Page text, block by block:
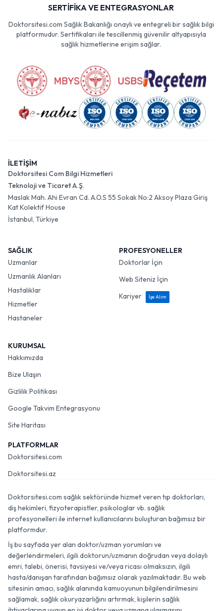
SERTİFİKA VE ENTEGRASYONLAR
Doktorsitesi.com Sağlık Bakanlığı onaylı ve entegreli bir sağlık bilgi
platformudur. Sertifikaları ile tescillenmiş güvenilir altyapısıyla
sağlık hizmetlerine erişim sağlar.
İLETİŞİM
Doktorsitesi Com Bilgi Hizmetleri
Teknoloji ve Ticaret A.Ş.
Maslak Mah. Ahi Evran Cd. A.O.S 55 Sokak No:2 Aksoy Plaza Giriş
Kat Kolektif House
İstanbul, Türkiye
SAĞLIK
Uzmanlar
Uzmanlık Alanları
Hastalıklar
Hizmetler
Hastaneler
PROFESYONELLER
Doktorlar İçin
Web Siteniz İçin
Kariyer
İşe Alım
KURUMSAL
Hakkımızda
Bize Ulaşın
Gizlilik Politikası
Google Takvim Entegrasyonu
Site Haritası
PLATFORMLAR
Doktorsitesi.com
Doktorsitesi.az
Doktorsitesi.com sağlık sektöründe hizmet veren tıp doktorları,
diş hekimleri, fizyoterapistler, psikologlar vb. sağlık
profesyonelleri ile internet kullanıcılarını buluşturan bağımsız bir
platformdur.
İş bu sayfada yer alan doktor/uzman yorumları ve
değerlendirmeleri, ilgili doktorun/uzmanın doğrudan veya dolaylı
emri, talebi, önerisi, tavsiyesi ve/veya ricası olmaksızın, ilgili
hasta/danışan tarafından bağımsız olarak yazılmaktadır. Bu web
sitesinin amacı, sağlık alanında kamuoyunun bilgilendirilmesini
sağlamak, sağlık okuryazarlığını artırmak, kişilerin sağlık